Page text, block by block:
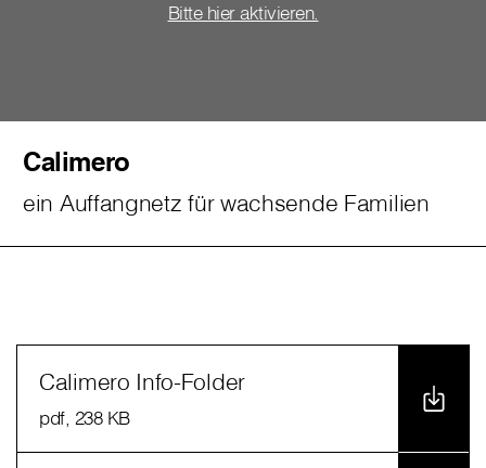
Bitte hier aktivieren.
Calimero
ein Auffangnetz für wachsende Familien
Calimero Info-Folder
pdf, 238 KB